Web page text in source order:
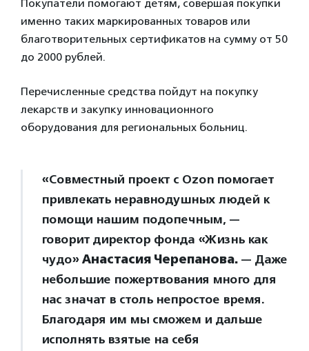
Покупатели помогают детям, совершая покупки
именно таких маркированных товаров или
благотворительных сертификатов на сумму от 50
до 2000 рублей.
Перечисленные средства пойдут на покупку
лекарств и закупку инновационного
оборудования для региональных больниц.
«Совместный проект с Ozon помогает
привлекать неравнодушных людей к
помощи нашим подопечным, —
говорит директор фонда «Жизнь как
чудо»Анастасия Черепанова. — Даже
небольшие пожертвования много для
нас значат в столь непростое время.
Благодаря им мы сможем и дальше
исполнять взятые на себя